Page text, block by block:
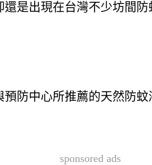
是出現在台灣不少坊間防
防中心所推薦的天然防
sponsored ads